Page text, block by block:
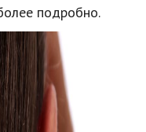
подробно.